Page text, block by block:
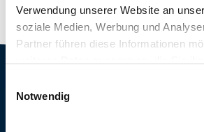
Verwendung unserer Website an
soziale Medien, Werbung und
Partner führen diese Informationen
gesammelt haben. Sie geben
Cookies, wenn Sie unsere Webseite
Notwendig
Alle Angaben ohne Gewähr.
Navigation
classic.LOHN